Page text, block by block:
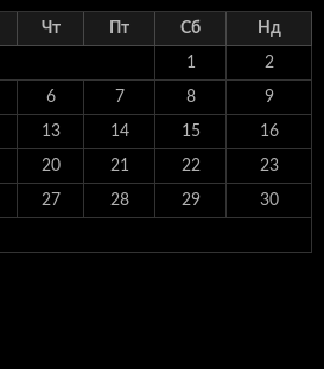
Чт Пт Сб Нд
1 2
6 7 8 9
13 14 15 16
20 21 22 23
27 28 29 30